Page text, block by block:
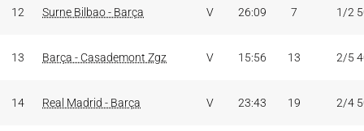
12 Surne Bilbao - Barça V 26:09 7 1/2
13 Barça - Casademont Zgz V 15:56 13 2/5
14 Real Madrid - Barça V 23:43 19 2/4